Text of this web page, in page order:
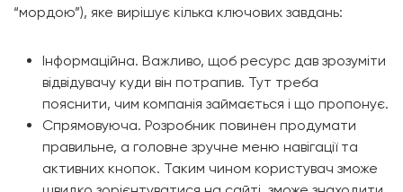
“мордою”), яке вирішує кілька ключових завдань:
Інформаційна. Важливо, щоб ресурс дав зрозуміти
відвідувачу куди він потрапив. Тут треба
пояснити, чим компанія займається і що пропонує.
Спрямовуюча. Розробник повинен продумати
правильне, а головне зручне меню навігації та
активних кнопок. Таким чином користувач зможе